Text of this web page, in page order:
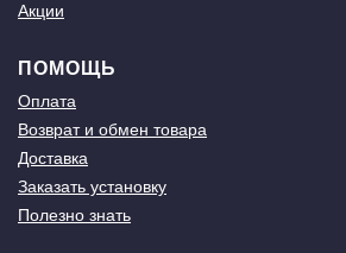
Акции
ПОМОЩЬ
Оплата
Возврат и обмен товара
Доставка
Заказать установку
Полезно знать